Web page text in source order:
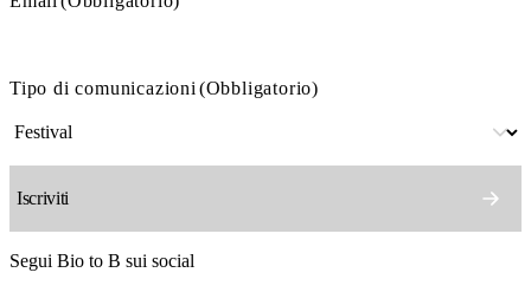
Tipo di comunicazioni (Obbligatorio)
Segui Bio to B sui social